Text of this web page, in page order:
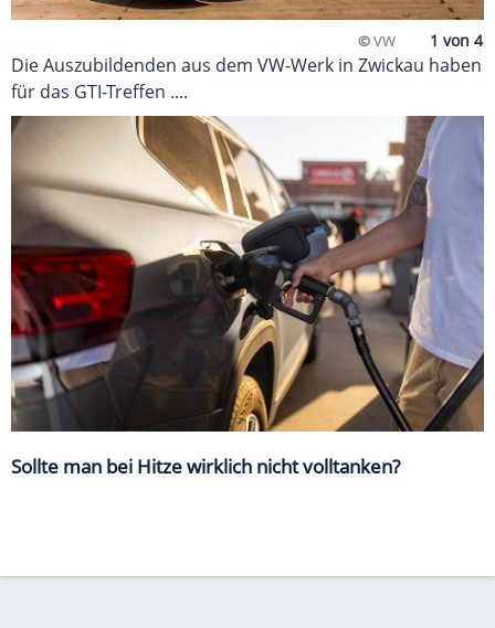
©VW
Die Auszubildenden aus dem VW-Werk in Zwickau haben
für das GTI-Treffen ....
Sollte man bei Hitze wirklich nicht volltanken?